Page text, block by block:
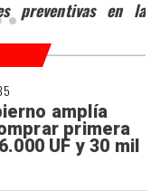
preventivas en la
amplía
primera
UF y 30 mil